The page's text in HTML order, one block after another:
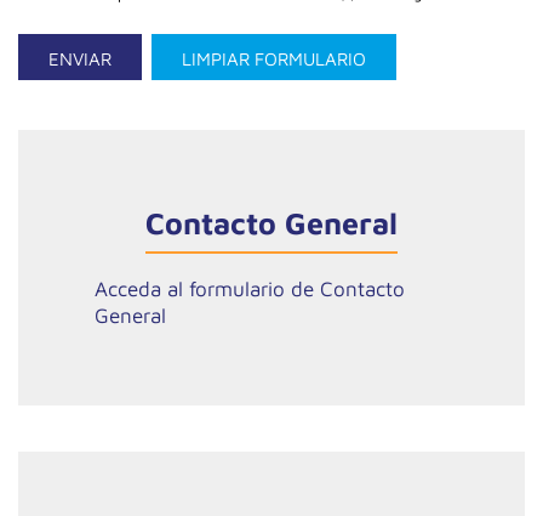
ENVIAR LIMPIAR FORMULARIO
Contacto General
Acceda al formulario de Contacto
General